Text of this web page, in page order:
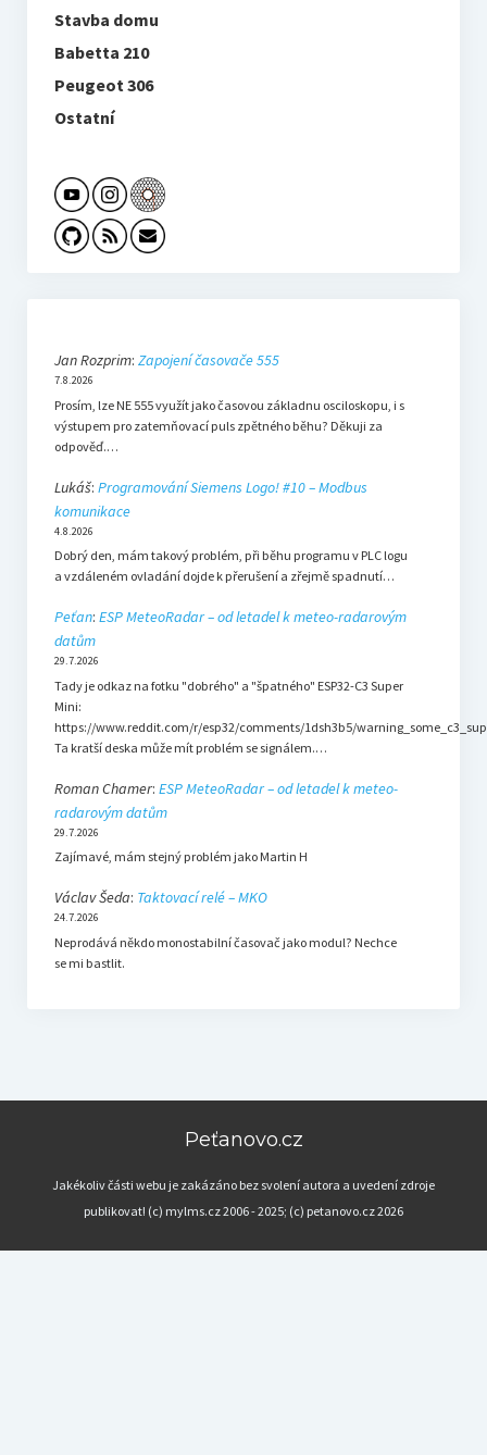
Stavba domu
Babetta 210
Peugeot 306
Ostatní
Jan Rozprim: Zapojení časovače 555
7.8.2026
Prosím, lze NE 555 využít jako časovou základnu osciloskopu, i s
výstupem pro zatemňovací puls zpětného běhu? Děkuji za
odpověď.…
Lukáš: Programování Siemens Logo! #10 – Modbus
komunikace
4.8.2026
Dobrý den, mám takový problém, při běhu programu v PLC logu
a vzdáleném ovladání dojde k přerušení a zřejmě spadnutí…
Peťan: ESP MeteoRadar – od letadel k meteo-radarovým
datům
29.7.2026
Tady je odkaz na fotku "dobrého" a "špatného" ESP32-C3 Super
Mini:
https://www.reddit.com/r/esp32/comments/1dsh3b5/
Ta kratší deska může mít problém se signálem.…
Roman Chamer: ESP MeteoRadar – od letadel k meteo-
radarovým datům
29.7.2026
Zajímavé, mám stejný problém jako Martin H
Václav Šeda: Taktovací relé – MKO
24.7.2026
Neprodává někdo monostabilní časovač jako modul? Nechce
se mi bastlit.
Peťanovo.cz
Jakékoliv části webu je zakázáno bez svolení autora a uvedení zdroje
publikovat! (c) mylms.cz 2006 - 2025; (c) petanovo.cz 2026